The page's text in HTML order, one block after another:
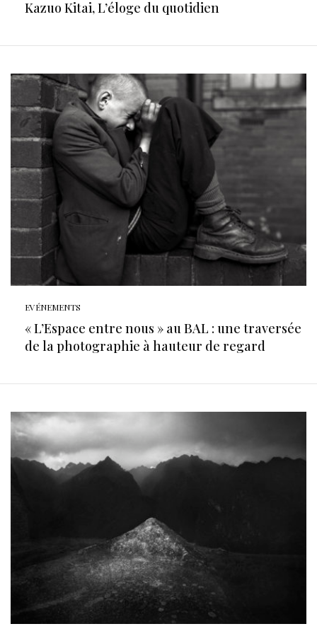
Kazuo Kitai, L’éloge du quotidien
EVÉNEMENTS
« L’Espace entre nous » au BAL : une traversée
de la photographie à hauteur de regard